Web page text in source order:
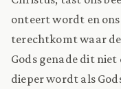
onteert wordt en
terechtkomt waar
Gods genade dit
dieper wordt als